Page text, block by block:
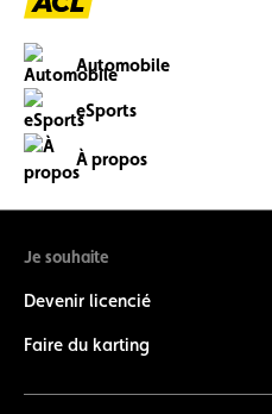
Automobile
eSports
À propos
Je souhaite
Devenir licencié
Faire du karting